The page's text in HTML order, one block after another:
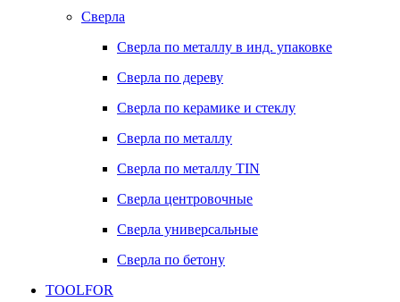
Сверла
Сверла по металлу в инд. упаковке
Сверла по дереву
Сверла по керамике и стеклу
Сверла по металлу
Сверла по металлу TIN
Сверла центровочные
Сверла универсальные
Сверла по бетону
TOOLFOR